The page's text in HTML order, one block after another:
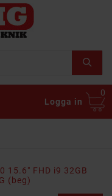
Logga in
0
15.6" FHD i9 32GB
(beg)